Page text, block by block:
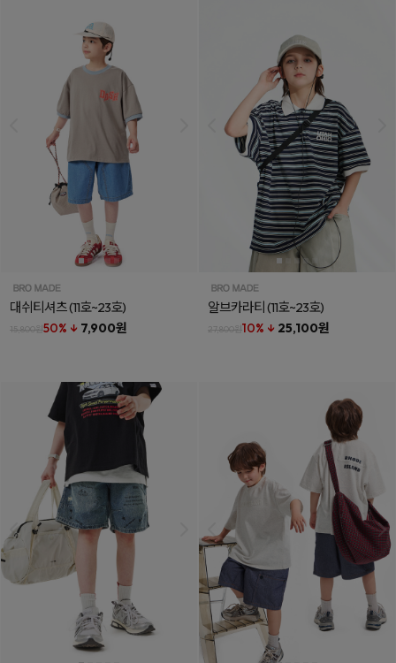
대쉬티셔츠(11호~23호)
15,800원50% ↓ 7,900원
알브카라티(11호~23호)
27,800원10% ↓ 25,100원